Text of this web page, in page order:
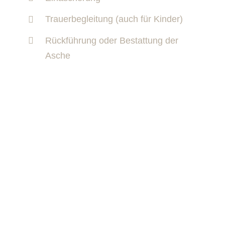
Trauerbegleitung (auch für Kinder)
Rückführung oder Bestattung der
Asche